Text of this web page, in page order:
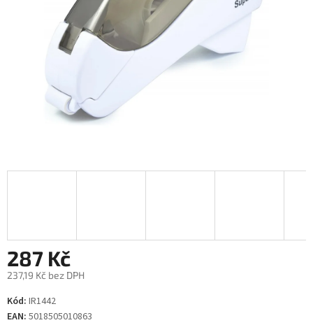
287 Kč
237,19 Kč bez DPH
Měrná
cena:
Kód: IR1442
EAN: 5018505010863